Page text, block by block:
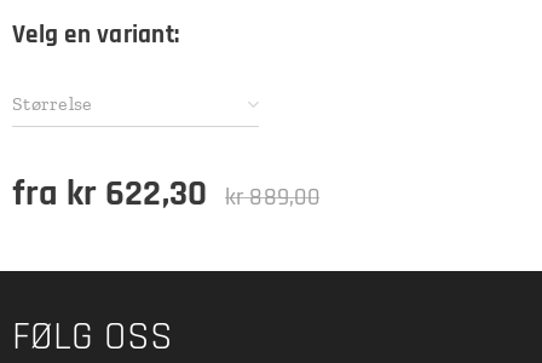
Velg en variant:
Størrelse
fra kr 622,30 kr889,00
FØLG OSS